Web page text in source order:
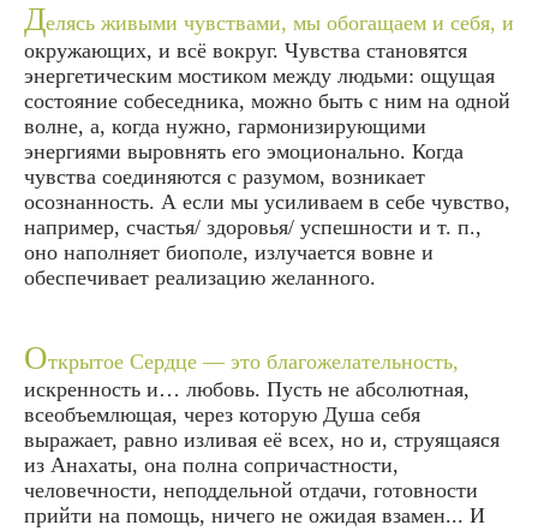
Делясь живыми чувствами, мы обогащаем и себя, и
окружающих, и всё вокруг. Чувства становятся
энергетическим мостиком между людьми: ощущая
состояние собеседника, можно быть с ним на одной
волне, а, когда нужно, гармонизирующими
энергиями выровнять его эмоционально. Когда
чувства соединяются с разумом, возникает
осознанность. А если мы усиливаем в себе чувство,
например, счастья/ здоровья/ успешности и т. п.,
оно наполняет биополе, излучается вовне и
обеспечивает реализацию желанного.
Открытое Сердце — это благожелательность,
искренность и… любовь. Пусть не абсолютная,
всеобъемлющая, через которую Душа себя
выражает, равно изливая её всех, но и, струящаяся
из Анахаты, она полна сопричастности,
человечности, неподдельной отдачи, готовности
прийти на помощь, ничего не ожидая взамен... И